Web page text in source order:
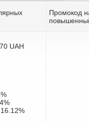
Промокод
UAH